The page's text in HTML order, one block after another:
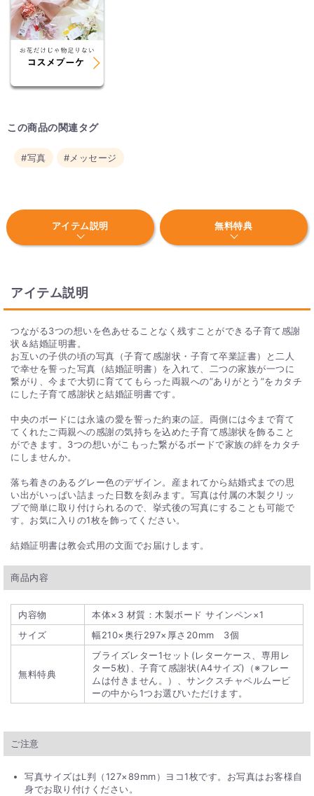
この商品の関連タグ
#写真 #メッセージ
アイテム説明 無料特典
アイテム説明
つながる3つの想いを色あせることなく残すことができる子育て感謝
状＆結婚証明書。
お互いの子供の頃の写真（子育て感謝状・子育て卒業証書）と二人
で幸せを誓った写真（結婚証明書）を入れて、二つの家族が一つに
繋がり、今まで大切に育ててもらった両親への”ありがとう”をカタチ
にした子育て感謝状と結婚証明書です。
中央のボードには永遠の愛を誓った約束の証。両側には今まで育て
てくれたご両親への感謝の気持ちを込めた子育て感謝状を飾ること
ができます。3つの想いがこもった繋がるボードで家族の絆をカタチ
にしませんか。
落ち着きのあるグレー色のデザイン。産まれてから結婚式までの思
い出がいっぱい詰まった日数を刻みます。写真は付属の木製クリッ
プで簡単に取り付けられるので、挙式後の写真にすることも可能で
す。お気に入りの1枚を飾ってください。
結婚証明書は教会式用の文面でお届けします。
商品内容
内容物
本体×3 材質：木製ボード サインペン×1
サイズ
幅210×奥行297×厚さ20mm 3個
無料特典
ブライズレター1セット(レターケース、専用レ
ター5枚)、子育て感謝状(A4サイズ)（※フレー
ムは付きません。）、サンクスチャペルムービ
ーの中から1つお選びいただけます。
ご注意
写真サイズはL判（127×89mm）ヨコ1枚です。お写真はお客様自
身でお取り付けください。